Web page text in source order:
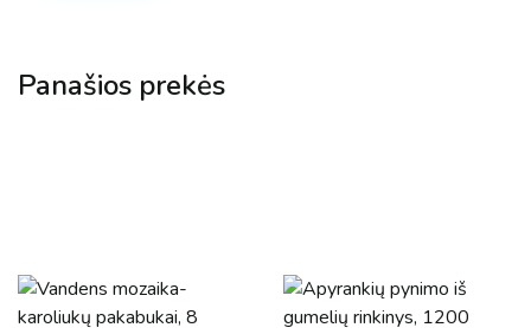
Panašios prekės